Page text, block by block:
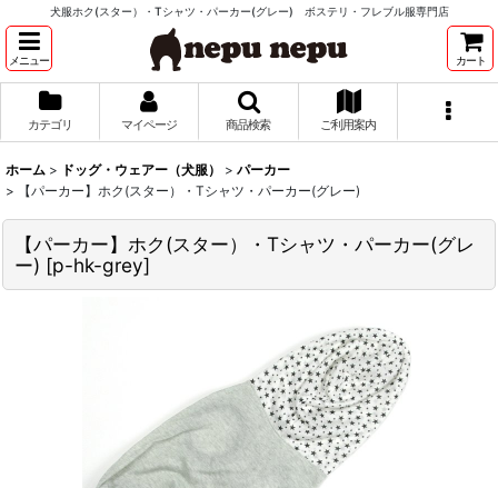
犬服ホク(スター）・Tシャツ・パーカー(グレー) ボステリ・フレブル服専門店
メニュー カート
カテゴリ マイページ 商品検索 ご利用案内
ホーム > ドッグ・ウェアー（犬服） > パーカー
>
【パーカー】ホク(スター）・Tシャツ・パーカー(グレー)
【パーカー】ホク(スター）・Tシャツ・パーカー(グレ
ー) [p-hk-grey]